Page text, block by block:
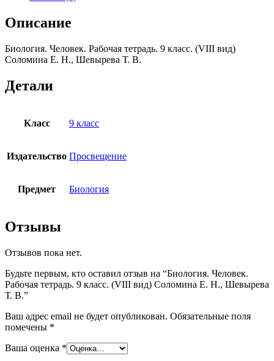
вид)
Е.
Н.,
Т.
В.
Описание
Биология. Человек. Рабочая тетрадь. 9 класс. (VIII вид)
Соломина Е. Н., Шевырева Т. В.
Детали
Класс 9 класс
Издательство Просвещение
Предмет Биология
Отзывы
Отзывов пока нет.
Будьте первым, кто оставил отзыв на “Биология. Человек.
Рабочая тетрадь. 9 класс. (VIII вид) Соломина Е. Н., Шевырева
Т. В.”
Ваш адрес email не будет опубликован. Обязательные поля
помечены *
Ваша оценка *